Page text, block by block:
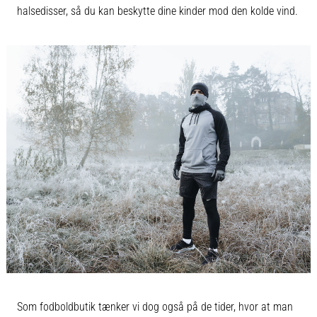
halsedisser, så du kan beskytte dine kinder mod den kolde vind.
Som fodboldbutik tænker vi dog også på de tider, hvor at man